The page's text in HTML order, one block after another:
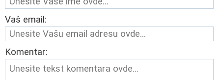
Vaš email:
Komentar: